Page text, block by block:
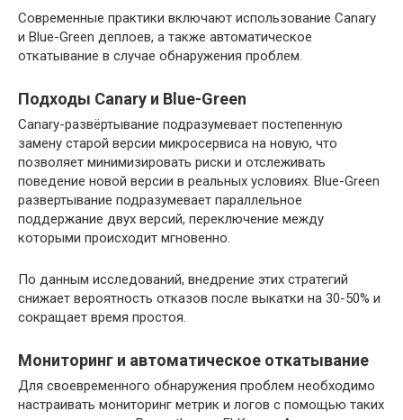
Современные практики включают использование Canary
и Blue-Green деплоев, а также автоматическое
откатывание в случае обнаружения проблем.
Подходы Canary и Blue-Green
Canary-развёртывание подразумевает постепенную
замену старой версии микросервиса на новую, что
позволяет минимизировать риски и отслеживать
поведение новой версии в реальных условиях. Blue-Green
развертывание подразумевает параллельное
поддержание двух версий, переключение между
которыми происходит мгновенно.
По данным исследований, внедрение этих стратегий
снижает вероятность отказов после выкатки на 30-50% и
сокращает время простоя.
Мониторинг и автоматическое откатывание
Для своевременного обнаружения проблем необходимо
настраивать мониторинг метрик и логов с помощью таких